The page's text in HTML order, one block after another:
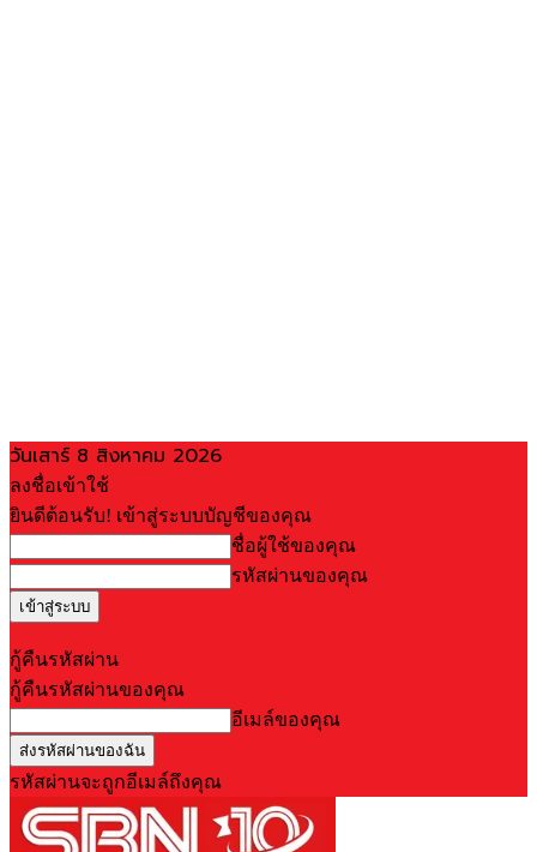
วันเสาร์ 8 สิงหาคม 2026
ลงชื่อเข้าใช้
ยินดีต้อนรับ! เข้าสู่ระบบบัญชีของคุณ
ชื่อผู้ใช้ของคุณ
รหัสผ่านของคุณ
กู้คืนรหัสผ่าน
กู้คืนรหัสผ่านของคุณ
อีเมล์ของคุณ
รหัสผ่านจะถูกอีเมล์ถึงคุณ